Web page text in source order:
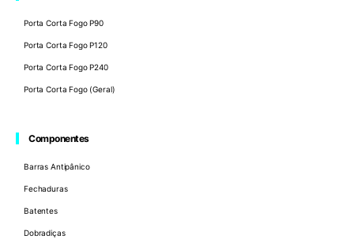
Porta Corta Fogo P90
Porta Corta Fogo P120
Porta Corta Fogo P240
Porta Corta Fogo (Geral)
Componentes
Barras Antipânico
Fechaduras
Batentes
Dobradiças